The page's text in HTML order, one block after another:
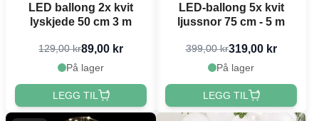
LED ballong 2x kvit
lyskjede 50 cm 3 m
129,00 kr89,00 kr
På lager
LEGG TIL
LED-ballong 5x kvit
ljussnor 75 cm - 5 m
399,00 kr319,00 kr
På lager
LEGG TIL